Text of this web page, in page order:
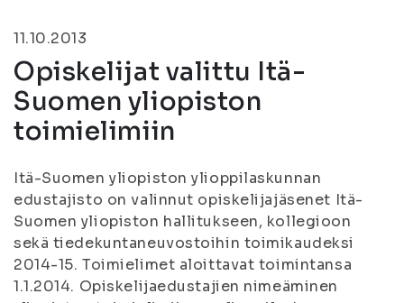
11.10.2013
Opiskelijat valittu Itä-
Suomen yliopiston
toimielimiin
Itä-Suomen yliopiston ylioppilaskunnan
edustajisto on valinnut opiskelijajäsenet Itä-
Suomen yliopiston hallitukseen, kollegioon
sekä tiedekuntaneuvostoihin toimikaudeksi
2014-15. Toimielimet aloittavat toimintansa
1.1.2014. Opiskelijaedustajien nimeäminen